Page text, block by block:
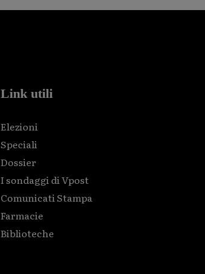
Link utili
Elezioni
Speciali
Dossier
I sondaggi di Vpost
Comunicati Stampa
Farmacie
Biblioteche